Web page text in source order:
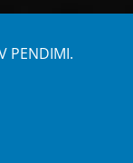
PENDIMI.